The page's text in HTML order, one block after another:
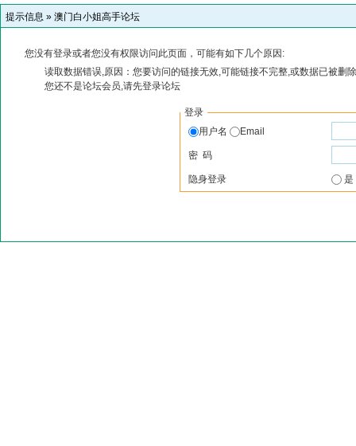
提示信息 » 澳门白小姐高手论坛
您没有登录或者您没有权限访问此页面，可能有如下几个原因:
读取数据错误,原因：您要访问的链接无效,可能链接不完整,或数据已被删
您还不是论坛会员,请先登录论坛
登录
用户名
Email
密 码
隐身登录